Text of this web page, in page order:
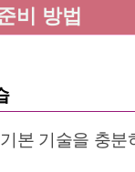
비 방법
본 기술을 충분